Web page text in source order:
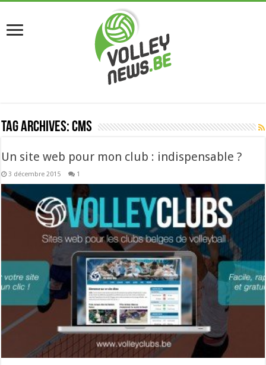
Tag Archives:CMS
Un site web pour mon club : indispensable ?
3 décembre 2015 1